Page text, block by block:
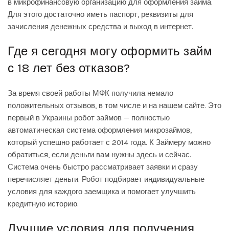
в микрофинансовую организацию для оформления займа.
Для этого достаточно иметь паспорт, реквизиты для
зачисления денежных средства и выход в интернет.
Где я сегодня могу оформить займ
с 18 лет без отказов?
За время своей работы МФК получила немало
положительных отзывов, в том числе и на нашем сайте. Это
первый в Украины робот займов — полностью
автоматическая система оформления микрозаймов,
который успешно работает с 2014 года. К Займеру можно
обратиться, если деньги вам нужны здесь и сейчас.
Система очень быстро рассматривает заявки и сразу
перечисляет деньги. Робот подбирает индивидуальные
условия для каждого заемщика и помогает улучшить
кредитную историю.